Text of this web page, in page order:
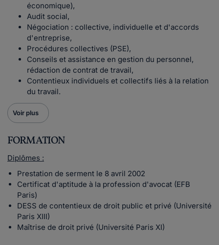
économique),
Audit social,
Négociation : collective, individuelle et d'accords
d'entreprise,
Procédures collectives (PSE),
Conseils et assistance en gestion du personnel,
rédaction de contrat de travail,
Contentieux individuels et collectifs liés à la relation
du travail.
Voir plus
FORMATION
Diplômes :
Prestation de serment le 8 avril 2002
Certificat d'aptitude à la profession d'avocat (EFB
Paris)
DESS de contentieux de droit public et privé (Université
Paris XIII)
Maîtrise de droit privé (Université Paris XI)